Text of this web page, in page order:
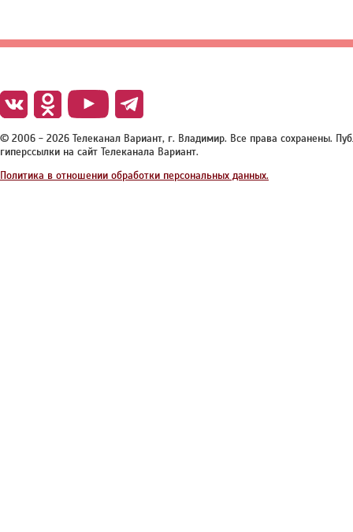
© 2006 - 2026 Телеканал Вариант, г. Владимир. Все права сохранены.
гиперссылки на сайт Телеканала Вариант.
Политика в отношении обработки персональных данных.